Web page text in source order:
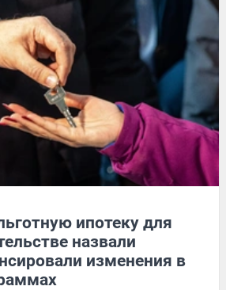
ипотеку для
назвали
изменения в